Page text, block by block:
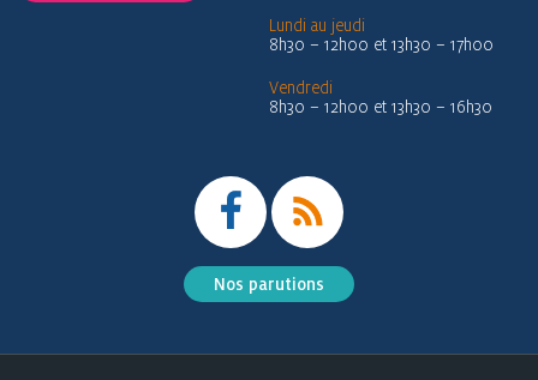
Lundi au jeudi
8h30 – 12h00 et 13h30 – 17h00
Vendredi
8h30 – 12h00 et 13h30 – 16h30
Nos parutions